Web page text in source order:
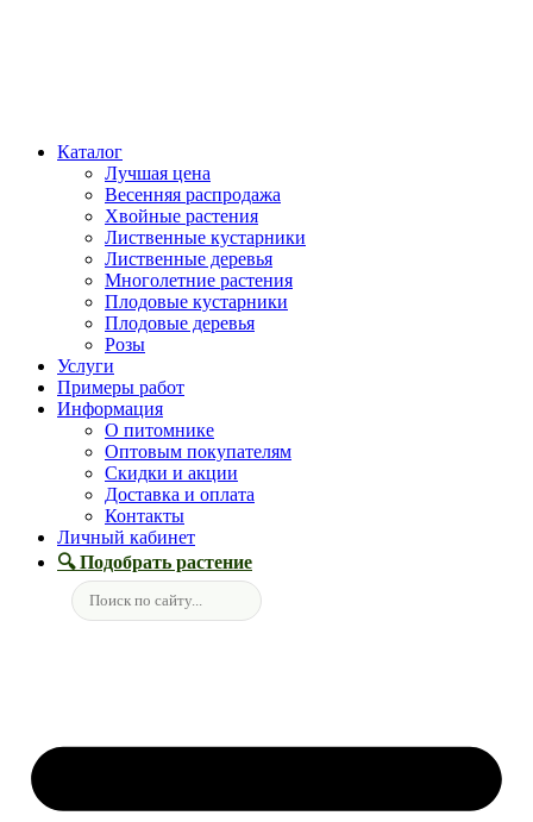
Каталог
Лучшая цена
Весенняя распродажа
Хвойные растения
Лиственные кустарники
Лиственные деревья
Многолетние растения
Плодовые кустарники
Плодовые деревья
Розы
Услуги
Примеры работ
Информация
О питомнике
Оптовым покупателям
Скидки и акции
Доставка и оплата
Контакты
Личный кабинет
🔍 Подобрать растение